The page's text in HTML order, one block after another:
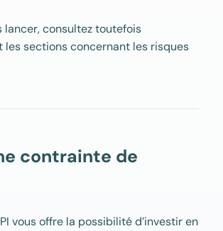
lancer, consultez toutefois
sections concernant les risques
contrainte de
vous offre la possibilité d’investir en